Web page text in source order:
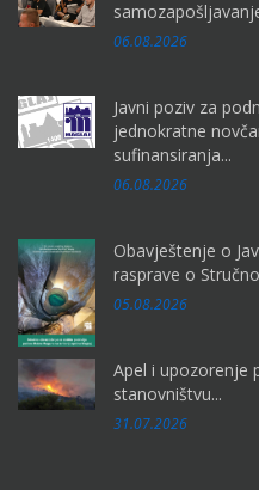
06.08.2026
Javni poziv za
jednokratne
sufinansiranja...
06.08.2026
Obavještenje o
rasprave o
05.08.2026
Apel i upozorenje
stanovništvu...
31.07.2026